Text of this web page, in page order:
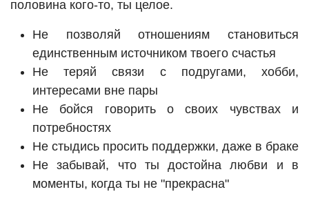
половина кого-то, ты целое.
Не позволяй отношениям становиться
единственным источником твоего счастья
Не теряй связи с подругами, хобби,
интересами вне пары
Не бойся говорить о своих чувствах и
потребностях
Не стыдись просить поддержки, даже в браке
Не забывай, что ты достойна любви и в
моменты, когда ты не "прекрасна"